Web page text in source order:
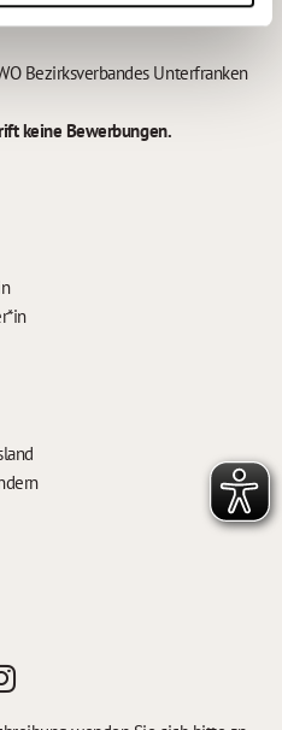
Bezirksverbandes Unterfranken
keine Bewerbungen.